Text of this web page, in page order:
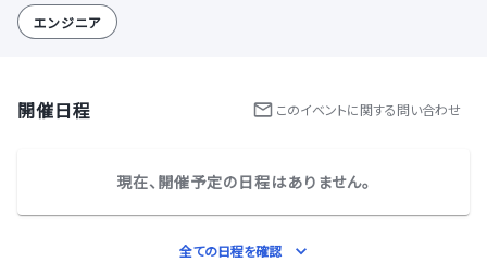
エンジニア
開催日程 このイベントに関する問い合わせ
現在、開催予定の日程はありません。
全ての日程を確認